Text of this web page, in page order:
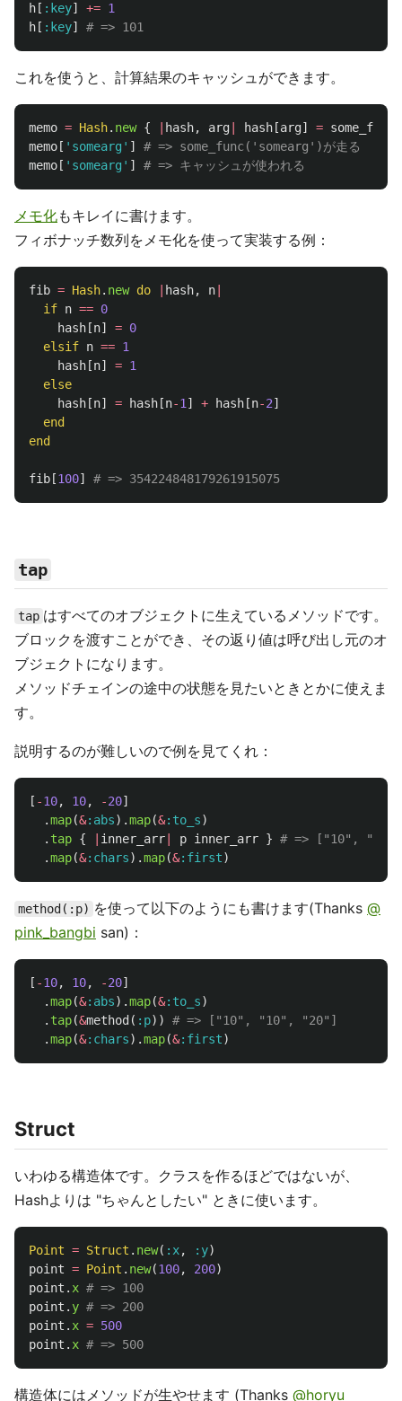
h [ :key] += 1
h [ :key] # => 101
これを使うと、計算結果のキャッシュができます。
memo = Hash. new { hash, arg hash [arg] = some_func
memo [ 'somearg' ]
# => some_func('somearg')が走る
memo [ 'somearg' ] # => キャッシュが使われる
メモ化もキレイに書けます。
フィボナッチ数列をメモ化を使って実装する例：
fib = Hash. new do hash, n
if n == 0
hash [n] = 0
elsif n == 1
hash [n] = 1
else
hash [n] = hash [n-1 ] + hash [n-2]
end
end
fib [100] # => 354224848179261915075
tap
tap はすべてのオブジェクトに生えているメソッドです。
ブロックを渡すことができ、その返り値は呼び出し元のオ
ブジェクトになります。
メソッドチェインの途中の状態を見たいときとかに使えま
す。
説明するのが難しいので例を見てくれ：
[ -10, 10, -20]
.map(&:abs).map(&:to_s)
. tap { inner_arr p inner_arr } # => ["10",
.map(&:chars).map(&:first)
method(:p) を使って以下のようにも書けます(Thanks @
pink_bangbi san)：
[ -10, 10, -20]
.map(&:abs).map(&:to_s)
. tap(&method ( :p))
# => ["10", "10", "20"]
.map(&:chars).map(&:first)
Struct
いわゆる構造体です。クラスを作るほどではないが、
Hashよりは "ちゃんとしたい" ときに使います。
Point = Struct . new( :x, :y)
point = Point . new(100, 200)
point . x # => 100
point . y # => 200
point . x = 500
point . x # => 500
構造体にはメソッドが生やせます (Thanks @horyu